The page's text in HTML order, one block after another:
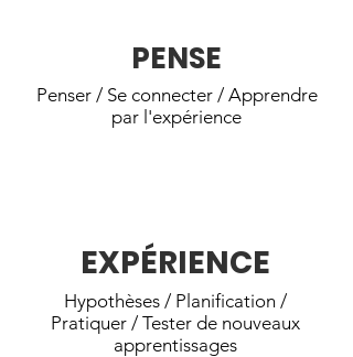
PENSE
Penser / Se connecter / Apprendre
par l'expérience
EXPÉRIENCE
Hypothèses / Planification /
Pratiquer / Tester de nouveaux
apprentissages